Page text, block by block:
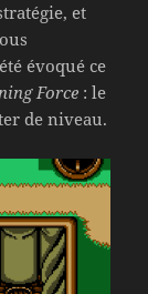
et
évoqué ce
Force : le
de niveau.